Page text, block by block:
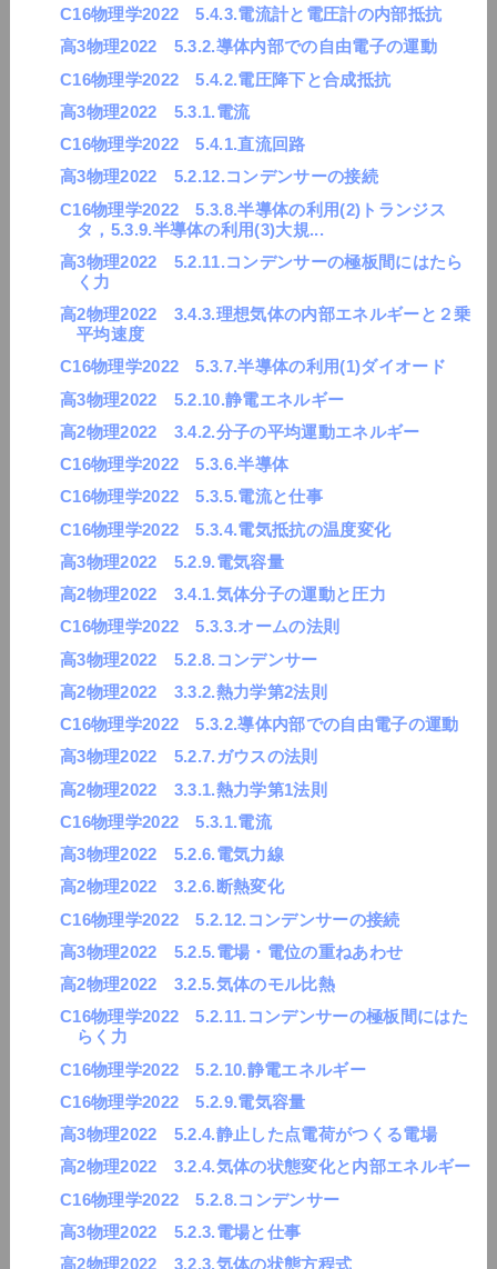
C16物理学2022 5.4.3.電流計と電圧計の内部抵抗
高3物理2022 5.3.2.導体内部での自由電子の運動
C16物理学2022 5.4.2.電圧降下と合成抵抗
高3物理2022 5.3.1.電流
C16物理学2022 5.4.1.直流回路
高3物理2022 5.2.12.コンデンサーの接続
C16物理学2022 5.3.8.半導体の利用(2)トランジス
タ，5.3.9.半導体の利用(3)大規...
高3物理2022 5.2.11.コンデンサーの極板間にはたら
く力
高2物理2022 3.4.3.理想気体の内部エネルギーと２乗
平均速度
C16物理学2022 5.3.7.半導体の利用(1)ダイオード
高3物理2022 5.2.10.静電エネルギー
高2物理2022 3.4.2.分子の平均運動エネルギー
C16物理学2022 5.3.6.半導体
C16物理学2022 5.3.5.電流と仕事
C16物理学2022 5.3.4.電気抵抗の温度変化
高3物理2022 5.2.9.電気容量
高2物理2022 3.4.1.気体分子の運動と圧力
C16物理学2022 5.3.3.オームの法則
高3物理2022 5.2.8.コンデンサー
高2物理2022 3.3.2.熱力学第2法則
C16物理学2022 5.3.2.導体内部での自由電子の運動
高3物理2022 5.2.7.ガウスの法則
高2物理2022 3.3.1.熱力学第1法則
C16物理学2022 5.3.1.電流
高3物理2022 5.2.6.電気力線
高2物理2022 3.2.6.断熱変化
C16物理学2022 5.2.12.コンデンサーの接続
高3物理2022 5.2.5.電場・電位の重ねあわせ
高2物理2022 3.2.5.気体のモル比熱
C16物理学2022 5.2.11.コンデンサーの極板間にはた
らく力
C16物理学2022 5.2.10.静電エネルギー
C16物理学2022 5.2.9.電気容量
高3物理2022 5.2.4.静止した点電荷がつくる電場
高2物理2022 3.2.4.気体の状態変化と内部エネルギー
C16物理学2022 5.2.8.コンデンサー
高3物理2022 5.2.3.電場と仕事
高2物理2022 3.2.3.気体の状態方程式